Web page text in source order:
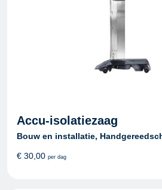
Accu-isolatiezaag
Bouw en installatie,
€ 30,00 per dag